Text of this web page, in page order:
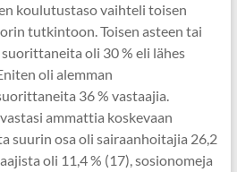
koulutustaso vaihteli toisen
tutkintoon. Toisen asteen tai
oli 30 % eli lähes
oli alemman
36 % vastaajia.
ammattia koskevaan
suurin osa oli sairaanhoitajia 26,2
oli 11,4 % (17), sosionomeja